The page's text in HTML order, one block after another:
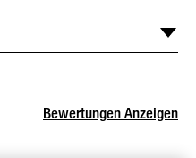
Bewertungen Anzeigen